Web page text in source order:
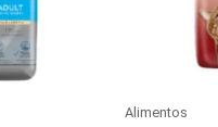
Alimentos